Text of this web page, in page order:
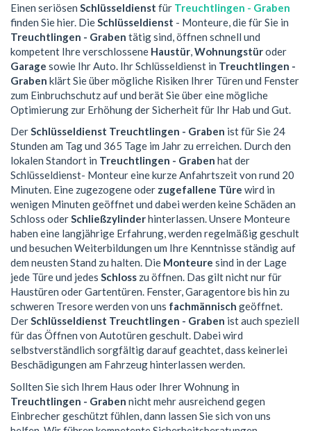
Einen seriösen Schlüsseldienst für Treuchtlingen - Graben
finden Sie hier. DieSchlüsseldienst - Monteure, die für Sie in
Treuchtlingen - Graben tätig sind, öffnen schnell und
kompetent Ihre verschlossene Haustür,Wohnungstüroder
Garage sowie Ihr Auto. Ihr Schlüsseldienst in Treuchtlingen -
Graben klärt Sie über mögliche Risiken Ihrer Türen und Fenster
zum Einbruchschutz auf und berät Sie über eine mögliche
Optimierung zur Erhöhung der Sicherheit für Ihr Hab und Gut.
DerSchlüsseldienst Treuchtlingen - Graben ist für Sie 24
Stunden am Tag und 365 Tage im Jahr zu erreichen. Durch den
lokalen Standort in Treuchtlingen - Graben hat der
Schlüsseldienst- Monteur eine kurze Anfahrtszeit von rund 20
Minuten. Eine zugezogene oder zugefallene Türe wird in
wenigen Minuten geöffnet und dabei werden keine Schäden an
Schloss oderSchließzylinderhinterlassen. Unsere Monteure
haben eine langjährige Erfahrung, werden regelmäßig geschult
und besuchen Weiterbildungen um Ihre Kenntnisse ständig auf
dem neusten Stand zu halten. Die Monteure sind in der Lage
jede Türe und jedes Schloss zu öffnen. Das gilt nicht nur für
Haustüren oder Gartentüren. Fenster, Garagentore bis hin zu
schweren Tresore werden von uns fachmännisch geöffnet.
DerSchlüsseldienst Treuchtlingen - Graben ist auch speziell
für das Öffnen von Autotüren geschult. Dabei wird
selbstverständlich sorgfältig darauf geachtet, dass keinerlei
Beschädigungen am Fahrzeug hinterlassen werden.
Sollten Sie sich Ihrem Haus oder Ihrer Wohnung in
Treuchtlingen - Graben nicht mehr ausreichend gegen
Einbrecher geschützt fühlen, dann lassen Sie sich von uns